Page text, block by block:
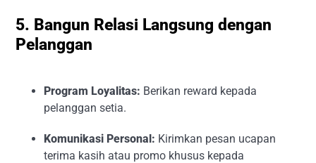
5. Bangun Relasi Langsung dengan
Pelanggan
Program Loyalitas: Berikan reward kepada
pelanggan setia.
Komunikasi Personal: Kirimkan pesan ucapan
terima kasih atau promo khusus kepada